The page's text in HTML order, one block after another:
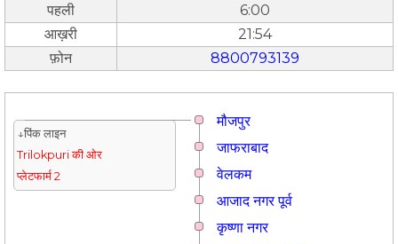
पहली
6:00
आख़री
21:54
फ़ोन
8800793139
मौजपुर
↓पिंक लाइन
Trilokpuri की ओर
प्लेटफार्म 2
जाफराबाद
वेलकम
आजाद नगर पूर्व
कृष्णा नगर